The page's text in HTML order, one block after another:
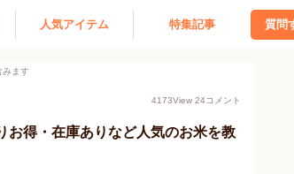
人気アイテム 特集記事 質問
みます
4173View 24コメント
お得・在庫ありなど人気のお米を教